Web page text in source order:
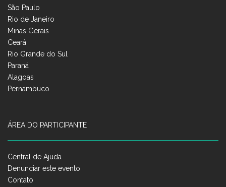
São Paulo
Rio de Janeiro
Minas Gerais
Ceará
Rio Grande do Sul
Paraná
Alagoas
Pernambuco
ÁREA DO PARTICIPANTE
Central de Ajuda
Denunciar este evento
Contato